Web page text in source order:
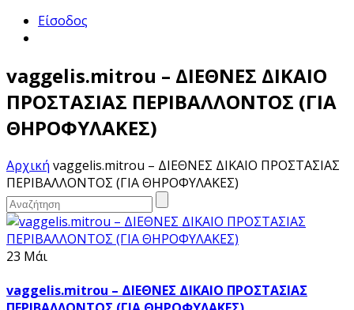
Είσοδος
vaggelis.mitrou – ΔΙΕΘΝΕΣ ΔΙΚΑΙΟ
ΠΡΟΣΤΑΣΙΑΣ ΠΕΡΙΒΑΛΛΟΝΤΟΣ (ΓΙΑ
ΘΗΡΟΦΥΛΑΚΕΣ)
Αρχική vaggelis.mitrou – ΔΙΕΘΝΕΣ ΔΙΚΑΙΟ ΠΡΟΣΤΑΣΙΑΣ
ΠΕΡΙΒΑΛΛΟΝΤΟΣ (ΓΙΑ ΘΗΡΟΦΥΛΑΚΕΣ)
23 Μάι
vaggelis.mitrou – ΔΙΕΘΝΕΣ ΔΙΚΑΙΟ ΠΡΟΣΤΑΣΙΑΣ